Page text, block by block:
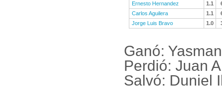
Ernesto Hernandez
1.1
Carlos Aguilera
1.1
Jorge Luis Bravo
1.0
Ganó:
Perdió: Juan
Salvó: Duniel